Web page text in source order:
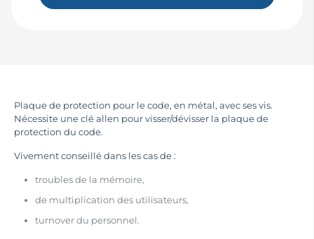
Plaque de protection pour le code, en métal, avec ses vis.
Nécessite une clé allen pour visser/dévisser la plaque de
protection du code.
Vivement conseillé dans les cas de :
troubles de la mémoire,
de multiplication des utilisateurs,
turnover du personnel.